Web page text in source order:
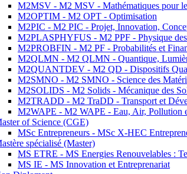
M2MSV - M2 MSV - Mathématiques pour
M2OPTIM - M2 OPT - Optimisation
M2PIC - M2 PIC - Projet, Innovation,
M2PLASPHYFUS - M2 PPF - Physique des
M2PROBFIN - M2 PF - Probabilités et
M2QLMN - M2 QLMN - Quantique,
M2QUANTDEV - M2 QD - Dispositifs
M2SMNO - M2 SMNO - Science des
M2SOLIDS - M2 Solids - Mécanique des
M2TRADD - M2 TraDD - Transport et
M2WAPE - M2 WAPE - Eau, Air, Pollution
of Science (CGE)
MSc Entrepreneurs - MSc X-HEC
spécialisé (Master)
MS ETRE - MS Energies Renouvelables :
MS IE - MS Innovation et Entreprenariat